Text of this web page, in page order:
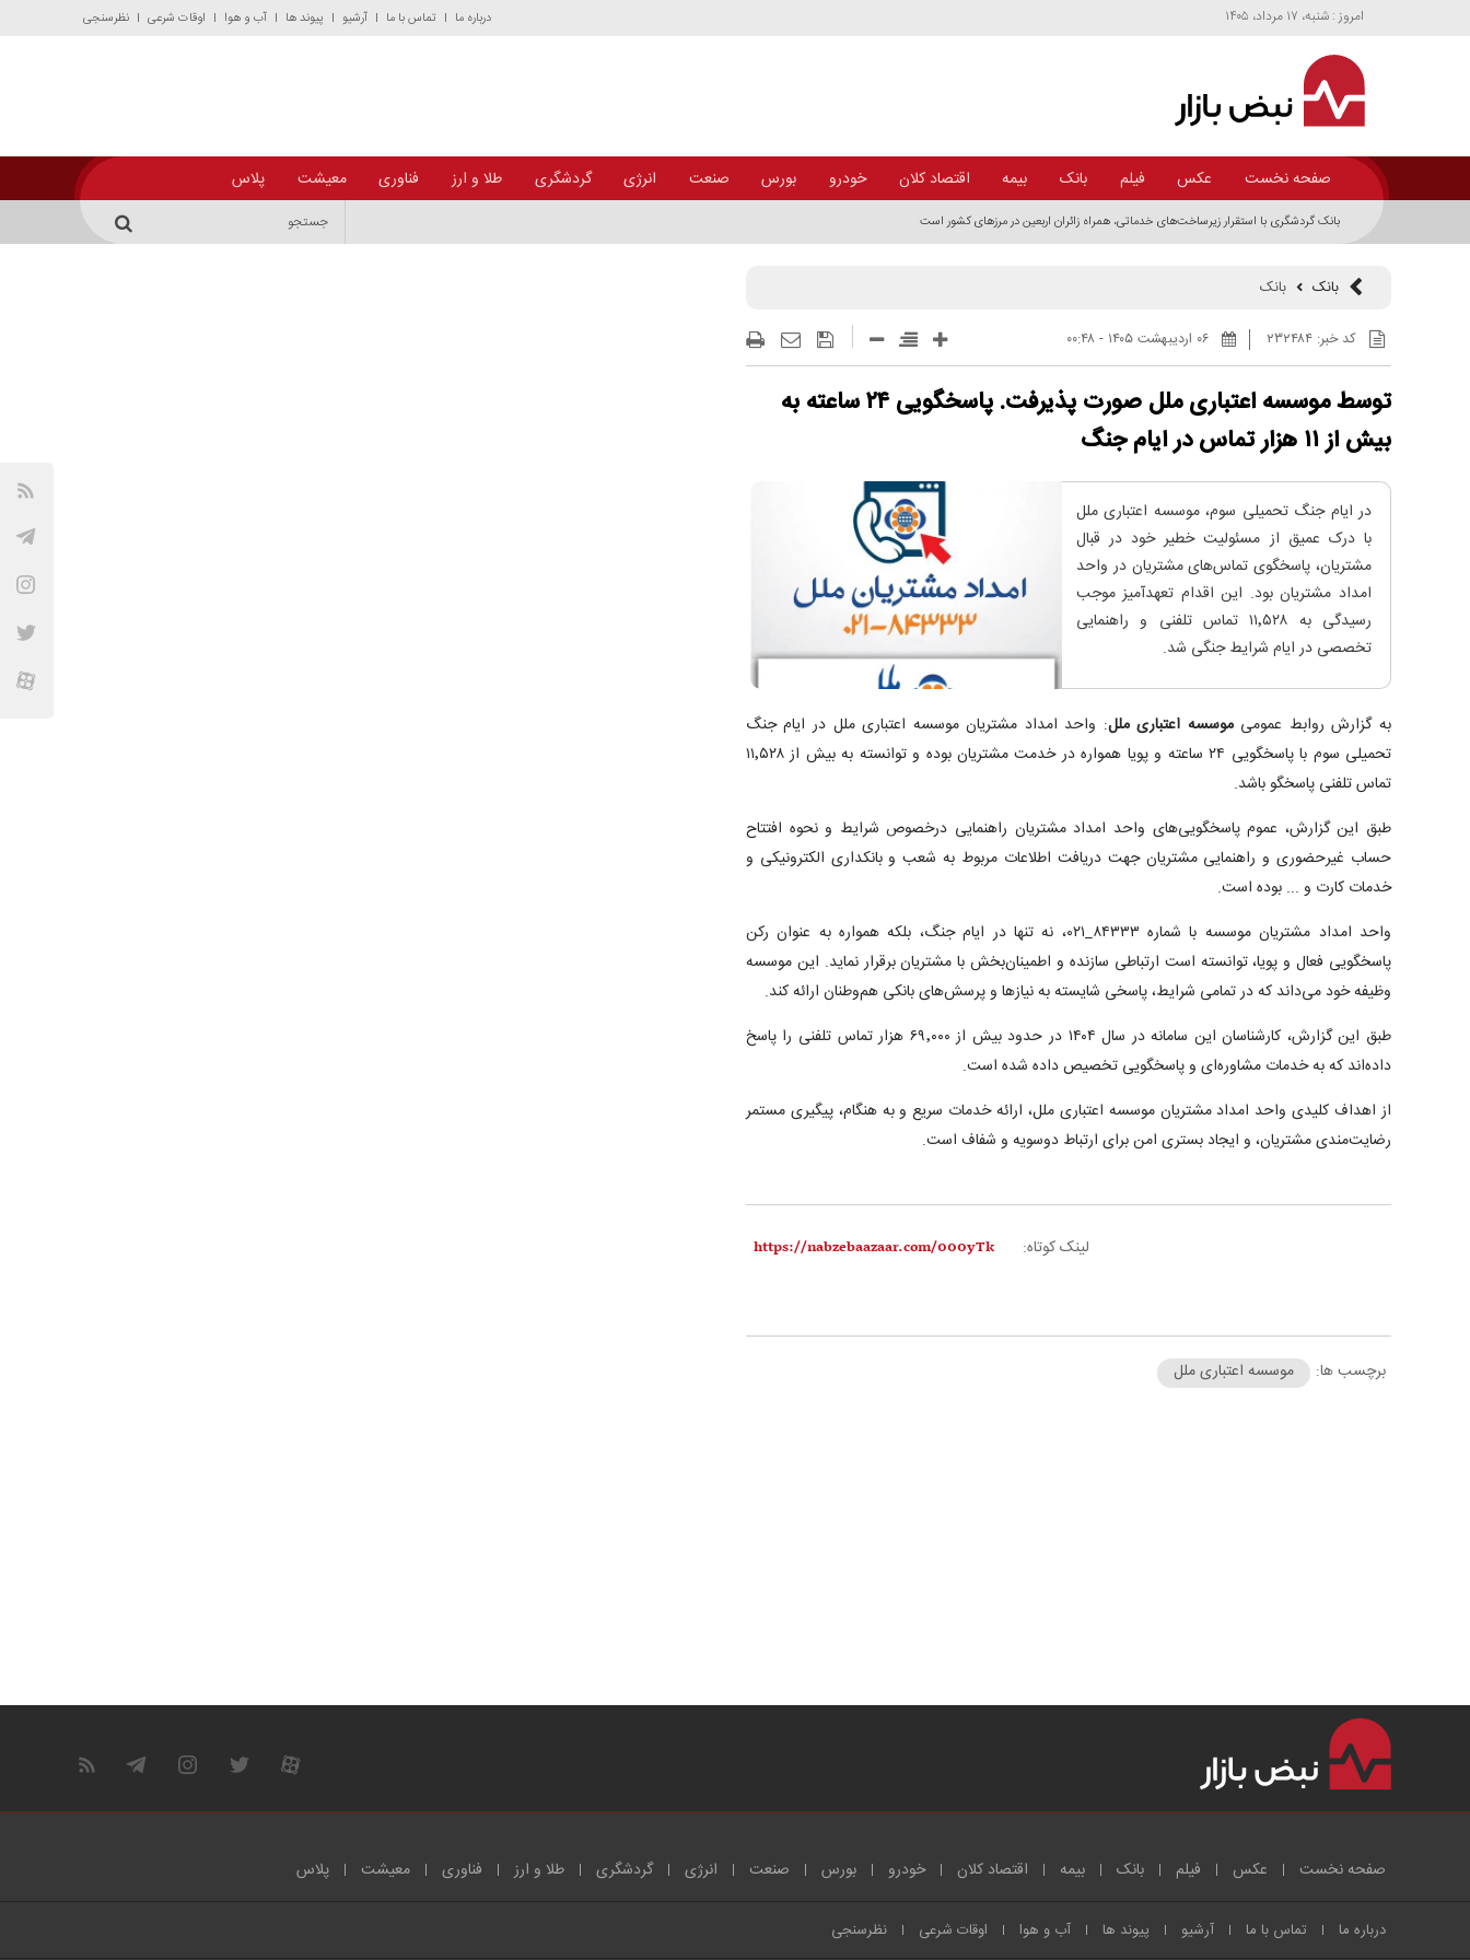
امروز : شنبه، ۱۷ مرداد، ۱۴۰۵ درباره ما تماس با ما آرشیو پیوند ها آب و هوا اوقات شرعی نظرسنجی
صفحه نخست عکس فیلم بانک بیمه اقتصاد کلان خودرو بورس صنعت انرژی گردشگری طلا و ارز فناوری معیشت پلاس
بانک گردشگری با استقرار زیرساخت‌های خدماتی، همراه زائران اربعین در مرز‌های کشور است
بانک بانک
کد خبر:۲۳۲۴۸۴ ۰۶ ارديبهشت ۱۴۰۵ - ۰۰:۴۸
توسط موسسه اعتباری ملل صورت پذیرفت. پاسخگویی ۲۴ ساعته به
بیش از ۱۱ هزار تماس در ایام جنگ
در ایام جنگ تحمیلی سوم، موسسه اعتباری ملل
با درک عمیق از مسئولیت خطیر خود در قبال
مشتریان، پاسخگوی تماس‌های مشتریان در واحد
امداد مشتریان بود. این اقدام تعهدآمیز موجب
رسیدگی به ۱۱٬۵۲۸ تماس تلفنی و راهنمایی
تخصصی در ایام شرایط جنگی شد.
به گزارش روابط عمومیموسسه اعتباری ملل: واحد امداد مشتریان موسسه اعتباری ملل در ایام جنگ
تحمیلی سوم با پاسخگویی ۲۴ ساعته و پویا همواره در خدمت مشتریان بوده و توانسته به بیش از ۱۱٬۵۲۸
تماس تلفنی پاسخگو باشد.
طبق این گزارش، عموم پاسخگویی‌های واحد امداد مشتریان راهنمایی درخصوص شرایط و نحوه افتتاح
حساب غیرحضوری و راهنمایی مشتریان جهت دریافت اطلاعات مربوط به شعب و بانکداری الکترونیکی و
خدمات کارت و ... بوده است.
واحد امداد مشتریان موسسه با شماره ۸۴۳۳۳_۰۲۱، نه تنها در ایام جنگ، بلکه همواره به عنوان رکن
پاسخگویی فعال و پویا، توانسته است ارتباطی سازنده و اطمینان‌بخش با مشتریان برقرار نماید. این موسسه
وظیفه خود می‌داند که در تمامی شرایط، پاسخی شایسته به نیاز‌ها و پرسش‌های بانکی هم‌وطنان ارائه کند.
طبق این گزارش، کارشناسان این سامانه در سال ۱۴۰۴ در حدود بیش از ۶۹٬۰۰۰ هزار تماس تلفنی را پاسخ
داده‌اند که به خدمات مشاوره‌ای و پاسخگویی تخصیص داده شده است.
از اهداف کلیدی واحد امداد مشتریان موسسه اعتباری ملل، ارائه خدمات سریع و به هنگام، پیگیری مستمر
رضایت‌مندی مشتریان، و ایجاد بستری امن برای ارتباط دوسویه و شفاف است.
لینک کوتاه:
برچسب ها: موسسه اعتباری ملل
صفحه نخست عکس فیلم بانک بیمه اقتصاد کلان خودرو بورس صنعت انرژی گردشگری طلا و ارز فناوری معیشت پلاس
درباره ما تماس با ما آرشیو پیوند ها آب و هوا اوقات شرعی نظرسنجی